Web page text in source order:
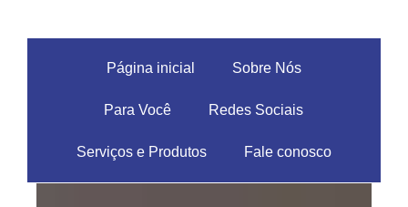
Página inicial Sobre Nós
Para Você Redes Sociais
Serviços e Produtos Fale conosco